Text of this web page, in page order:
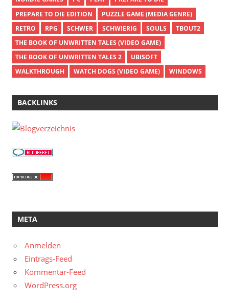
PREPARE TO DIE EDITION
PUZZLE GAME (MEDIA GENRE)
RETRO
RPG SCHWER SCHWIERIG SOULS
TBOUT2
THE BOOK OF UNWRITTEN TALES (VIDEO GAME)
THE BOOK OF UNWRITTEN TALES 2
UBISOFT
WALKTHROUGH
WATCH DOGS (VIDEO GAME) WINDOWS
BACKLINKS
META
Anmelden
Eintrags-Feed
Kommentar-Feed
WordPress.org